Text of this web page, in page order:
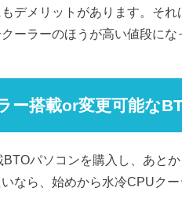
デメリットがあります。そ
ーラーのほうが高い値段にな
ー搭載or変更可能な
パソコンを購入し、あと
なら、始めから水冷CPUク